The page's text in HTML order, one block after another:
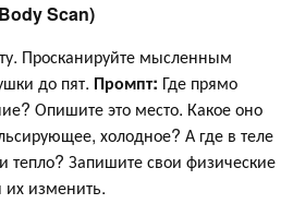
Scan)
Просканируйте мысленным
до пят. Промпт: Где прямо
Опишите это место. Какое оно
холодное? А где в теле
тепло? Запишите свои физические
изменить.